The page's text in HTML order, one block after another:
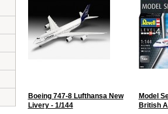
Boeing 747-8 Lufthansa New
Livery - 1/144
Model
British